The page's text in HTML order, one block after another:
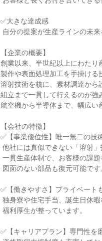
✅大きな達成感
【企業の概要】
創業以来、半世紀以上にわたり
製作や表面処理加工を手掛ける
溶射技術を核に、素材調達から
組立まで一貫して行えるのが強
航空機から半導体まで、幅広い
【会社の特徴】
✅【事業優位性】唯一無二の技
✅【働きやすさ】プライベート
✅【キャリアプラン】専門性を